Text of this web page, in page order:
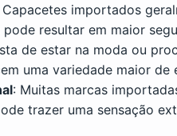
Capacetes importados
resultar em maior
de estar na moda ou
uma variedade maior de
: Muitas marcas
trazer uma sensação